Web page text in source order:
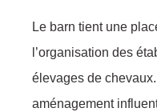
Le barn tient une
l’organisation des
élevages de
aménagement